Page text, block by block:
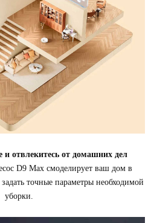
и отвлекитесь от домашних дел
D9 Max смоделирует ваш дом в
точные параметры необходимой
уборки.